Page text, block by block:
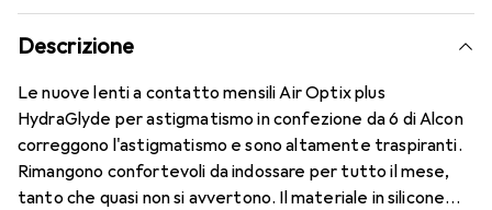
Descrizione
Le nuove lenti a contatto mensili Air Optix plus
HydraGlyde per astigmatismo in confezione da 6 di Alcon
correggono l'astigmatismo e sono altamente traspiranti.
Rimangono confortevoli da indossare per tutto il mese,
tanto che quasi non si avvertono. Il materiale in silicone